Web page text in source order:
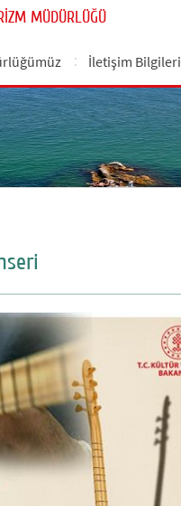
MÜDÜRLÜĞÜ
İletişim Bilgileri